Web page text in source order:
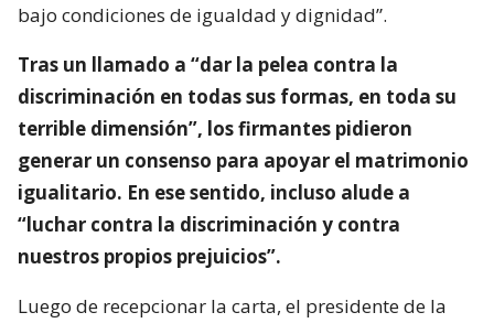
bajo condiciones de igualdad y dignidad”.
Tras un llamado a “dar la pelea contra la
discriminación en todas sus formas, en toda su
terrible dimensión”, los firmantes pidieron
generar un consenso para apoyar el matrimonio
igualitario. En ese sentido, incluso alude a
“luchar contra la discriminación y contra
nuestros propios prejuicios”.
Luego de recepcionar la carta, el presidente de la